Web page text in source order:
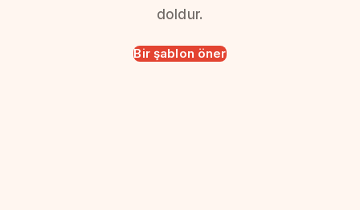
doldur.
Bir şablon öner